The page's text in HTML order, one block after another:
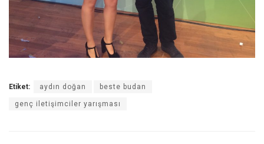
Etiket: aydın doğan beste budan
genç iletişimciler yarışması